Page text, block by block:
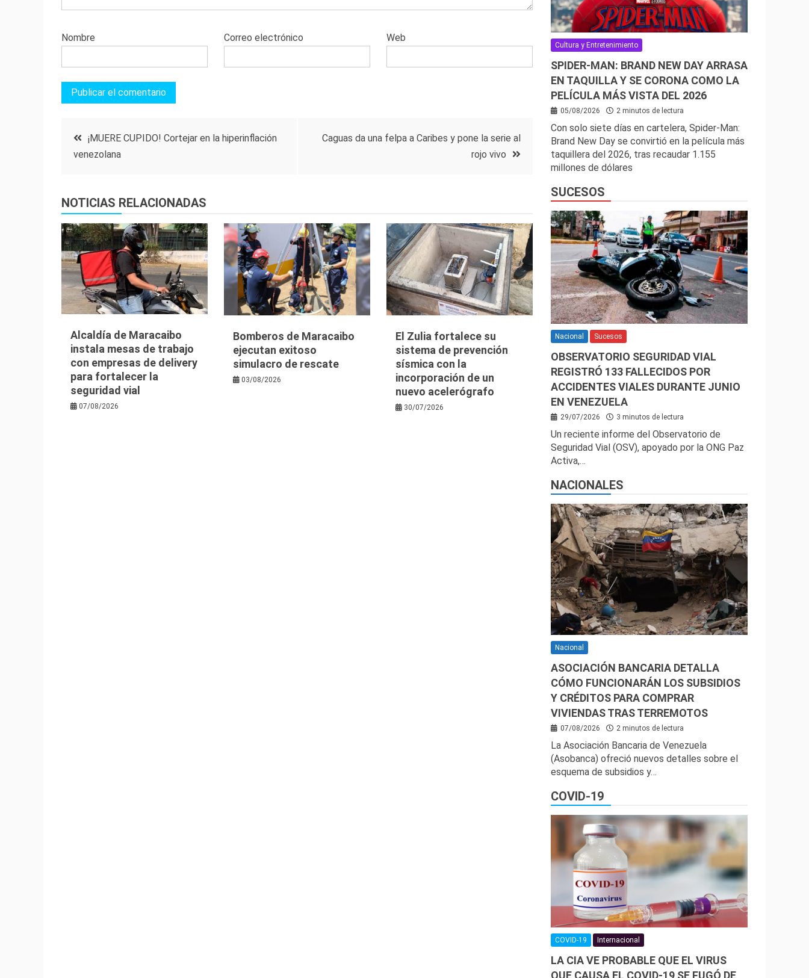
Nombre Correo electrónico Web
Navegación
entradas
¡MUERE CUPIDO! Cortejar en la hiperinflación
venezolana
Caguas da una felpa a Caribes y pone la serie al
rojo vivo
NOTICIAS RELACIONADAS
Alcaldía de Maracaibo
instala mesas de trabajo
con empresas de delivery
para fortalecer la
seguridad vial
07/08/2026
Bomberos de Maracaibo
ejecutan exitoso
simulacro de rescate
03/08/2026
El Zulia fortalece su
sistema de prevención
sísmica con la
incorporación de un
nuevo acelerógrafo
30/07/2026
Cultura y Entretenimiento
SPIDER-MAN: BRAND NEW DAY ARRASA
EN TAQUILLA Y SE CORONA COMO LA
PELÍCULA MÁS VISTA DEL 2026
05/08/2026 2 minutos de lectura
Con solo siete días en cartelera, Spider-Man:
Brand New Day se convirtió en la película más
taquillera del 2026, tras recaudar 1.155
millones de dólares
SUCESOS
Nacional Sucesos
OBSERVATORIO SEGURIDAD VIAL
REGISTRÓ 133 FALLECIDOS POR
ACCIDENTES VIALES DURANTE JUNIO
EN VENEZUELA
29/07/2026 3 minutos de lectura
Un reciente informe del Observatorio de
Seguridad Vial (OSV), apoyado por la ONG Paz
Activa,…
NACIONALES
Nacional
ASOCIACIÓN BANCARIA DETALLA
CÓMO FUNCIONARÁN LOS SUBSIDIOS
Y CRÉDITOS PARA COMPRAR
VIVIENDAS TRAS TERREMOTOS
07/08/2026 2 minutos de lectura
La Asociación Bancaria de Venezuela
(Asobanca) ofreció nuevos detalles sobre el
esquema de subsidios y…
COVID-19
COVID-19 Internacional
LA CIA VE PROBABLE QUE EL VIRUS